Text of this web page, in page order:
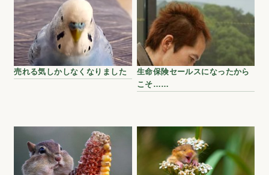
売れる気しかしなくなりました
生命保険セールスになったから
こそ……